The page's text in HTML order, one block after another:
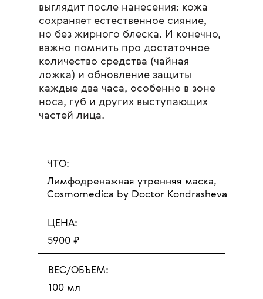
выглядит после нанесения: кожа
сохраняет естественное сияние,
но без жирного блеска. И конечно,
важно помнить про достаточное
количество средства (чайная
ложка) и обновление защиты
каждые два часа, особенно в зоне
носа, губ и других выступающих
частей лица.
ЧТО:
Лимфодренажная утренняя маска,
Cosmomedica by Doctor Kondrasheva
ЦЕНА:
5900 ₽
ВЕС/ОБЪЕМ:
100 мл